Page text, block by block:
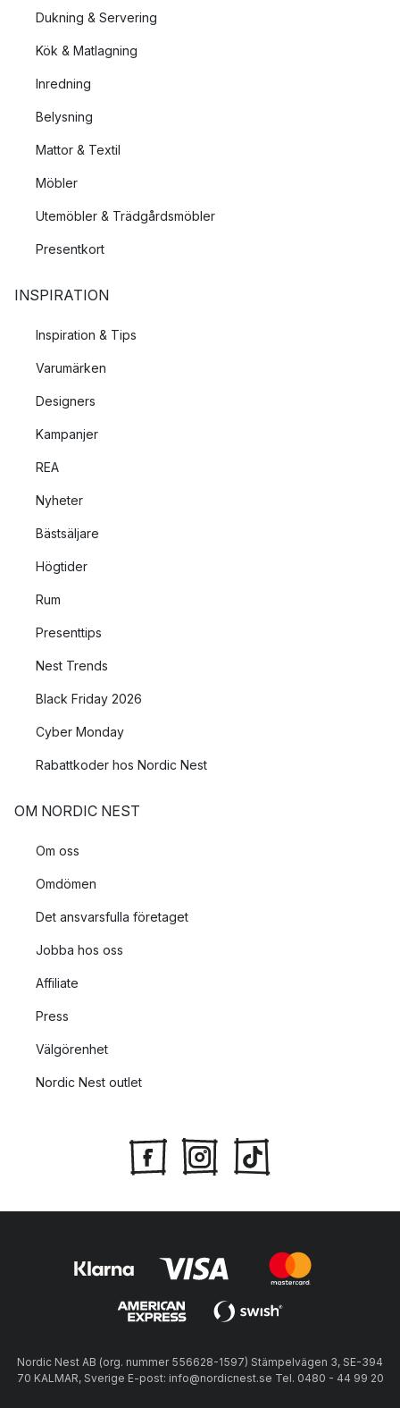
Dukning & Servering
Kök & Matlagning
Inredning
Belysning
Mattor & Textil
Möbler
Utemöbler & Trädgårdsmöbler
Presentkort
INSPIRATION
Inspiration & Tips
Varumärken
Designers
Kampanjer
REA
Nyheter
Bästsäljare
Högtider
Rum
Presenttips
Nest Trends
Black Friday 2026
Cyber Monday
Rabattkoder hos Nordic Nest
OM NORDIC NEST
Om oss
Omdömen
Det ansvarsfulla företaget
Jobba hos oss
Affiliate
Press
Välgörenhet
Nordic Nest outlet
Nordic Nest AB (org. nummer 556628-1597) Stämpelvägen 3, SE-394
70 KALMAR, Sverige E-post: info@nordicnest.se Tel. 0480 - 44 99 20